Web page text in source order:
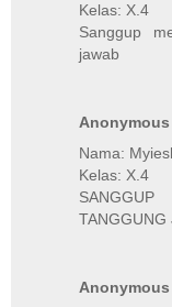
Kelas: X.4
Sanggup
jawab
Anonymous
Nama:
Kelas: X.4
SANGGUP
TANGGUNG
Anonymous